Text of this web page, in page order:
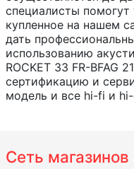
специалисты помогут
купленное на нашем
дать
использованию
ROCKET 33 FR-BFAG
сертификацию и
модель и все hi-fi и
Сеть